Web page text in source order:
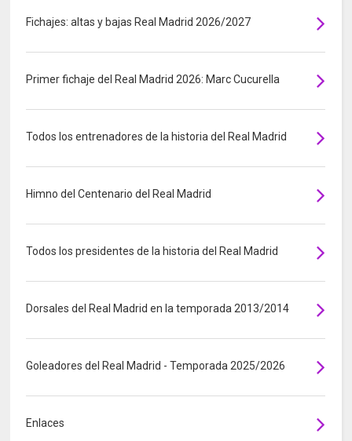
Fichajes: altas y bajas Real Madrid 2026/2027
Primer fichaje del Real Madrid 2026: Marc Cucurella
Todos los entrenadores de la historia del Real Madrid
Himno del Centenario del Real Madrid
Todos los presidentes de la historia del Real Madrid
Dorsales del Real Madrid en la temporada 2013/2014
Goleadores del Real Madrid - Temporada 2025/2026
Enlaces